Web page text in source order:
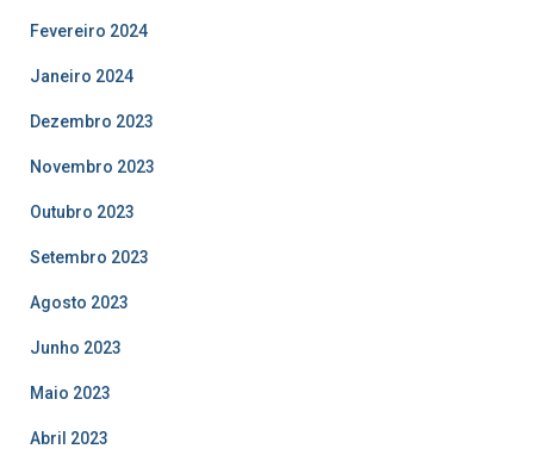
Fevereiro 2024
Janeiro 2024
Dezembro 2023
Novembro 2023
Outubro 2023
Setembro 2023
Agosto 2023
Junho 2023
Maio 2023
Abril 2023